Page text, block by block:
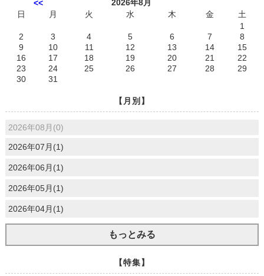
<<
2026年8月
日
月 火 水 木 金
土
1
2
3 4 5 6 7
8
9
10 11 12 13 14
15
16
17 18 19 20 21
22
23
24 25 26 27 28
29
30
31
【月別】
2026年08月(0)
2026年07月(1)
2026年06月(1)
2026年05月(1)
2026年04月(1)
もっとみる
【特集】